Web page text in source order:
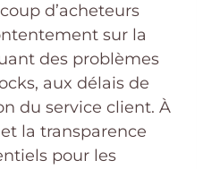
d’acheteurs
sur la
des problèmes
aux délais de
du service client. À
la transparence
pour les